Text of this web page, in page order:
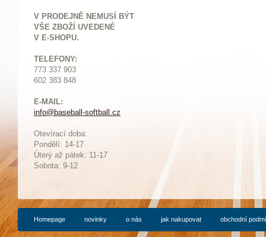
V PRODEJNĚ NEMUSÍ BÝT
VŠE ZBOŽÍ UVEDENÉ
V E-SHOPU.
TELEFONY:
773 337 903
602 383 848
E-MAIL:
info@baseball-softball.cz
Otevírací doba:
Pondělí: 14-17
Úterý až pátek: 11-17
Sobota: 9-12
Homepage novinky o nás jak nakupovat obchodní